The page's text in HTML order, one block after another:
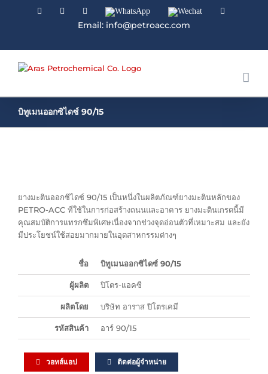
FacebookLinkedinInstagramWhatsApp Wechat
Email: info@petroacc.com
บิทูเมนออกซิไดซ์ 90/15
ยางมะตินออกซิไดซ์ 90/15 เป็นหนึ่งในผลิตภัณฑ์ยางมะตินหลักของ
PETRO-ACC ที่ใช้ในการก่อสร้างถนนและอาคาร ยางมะตินเกรดนี้มี
คุณสมบัติการแทรกซึมพิเศษเนื่องจากช่วงจุดอ่อนตัวที่เหมาะสม และยัง
มีประโยชน์ใช้สอยมากมายในอุตสาหกรรมต่างๆ
ชื่อ บิทูเมนออกซิไดซ์ 90/15
ผู้ผลิต ปิโตร-แอคซี
ผลิตโดย บริษัท อาราส ปิโตรเคมี
รหัสสินค้า อาร์ 90/15
วอทส์แอป ติดต่อผู้จำหน่าย